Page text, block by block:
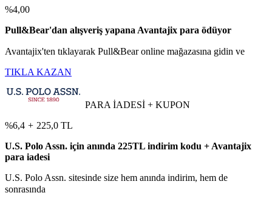
%4,00
Pull&Bear'dan alışveriş yapana Avantajix para ödüyor
Avantajix'ten tıklayarak Pull&Bear online mağazasına gidin ve
TIKLA KAZAN
PARA İADESİ + KUPON
%6,4 + 225,0 TL
U.S. Polo Assn. için anında 225TL indirim kodu + Avantajix
para iadesi
U.S. Polo Assn. sitesinde size hem anında indirim, hem de
sonrasında